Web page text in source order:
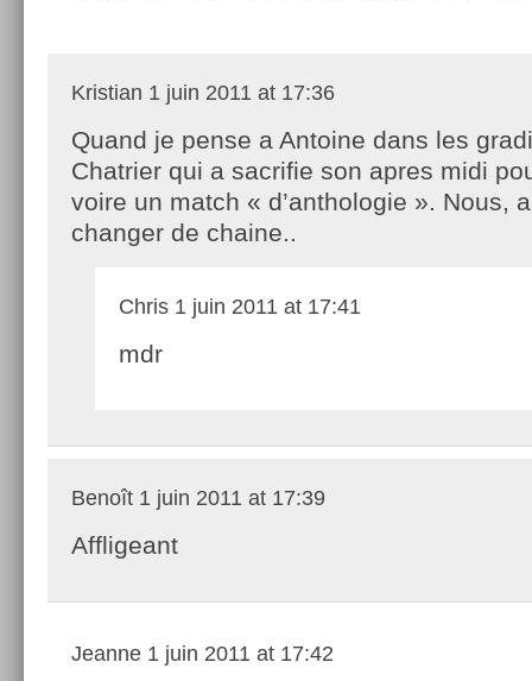
Kristian 1 juin 2011 at 17:36
Quand je pense a Antoine dans les
Chatrier qui a sacrifie son apres midi
voire un match « d’anthologie ». Nous,
changer de chaine..
Chris 1 juin 2011 at 17:41
mdr
Benoît 1 juin 2011 at 17:39
Affligeant
Jeanne 1 juin 2011 at 17:42